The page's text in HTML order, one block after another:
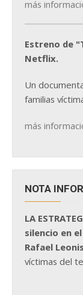
más
Estreno de
Netflix.
Un
familias
más
NOTA
LA
silencio en
Rafael
víctimas del